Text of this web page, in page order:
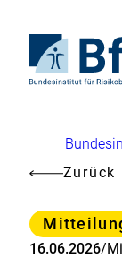
Seiteninhalt
springenStartseite
von
Zurück
Kategorie
16.06.2026/